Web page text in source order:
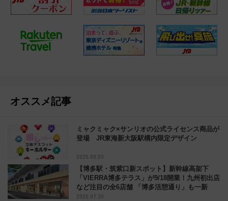
オススメ記事
ミャクミャク×サンリオの公式ライセンス商品が
登場 JR東海新大阪駅構内限定デザイン
2025.09.03
【博多駅・筑紫口新スポット】新幹線高架下
「VIERRA博多テラス」が9/18開業！九州初出店
など注目の全6店舗 「博多活憩通り」も一新
2026.07.30